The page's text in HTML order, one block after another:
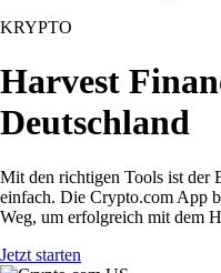
KRYPTO
Harvest
Deutschland
Mit den richtigen Tools ist der
einfach. Die Crypto.com App
Weg, um erfolgreich mit dem
Jetzt starten